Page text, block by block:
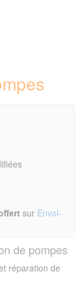
sur Envoi-
de pompes
réparation de